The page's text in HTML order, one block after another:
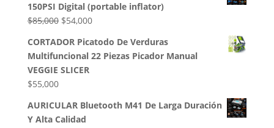
era:
$50,000.
es:
$35,000.
150PSI Digital (portable inflator)
$85,000 El
original
era:
$85,000.
$54,000El
actual
es:
CORTADOR Picatodo De Verduras
Multifuncional 22 Piezas Picador Manual
VEGGIE SLICER
$55,000
AURICULAR Bluetooth M41 De Larga Duración
Y Alta Calidad